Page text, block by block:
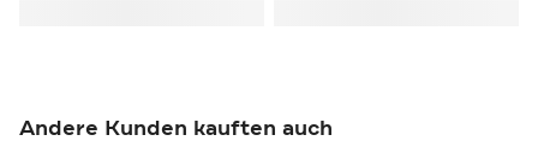
Andere Kunden kauften auch